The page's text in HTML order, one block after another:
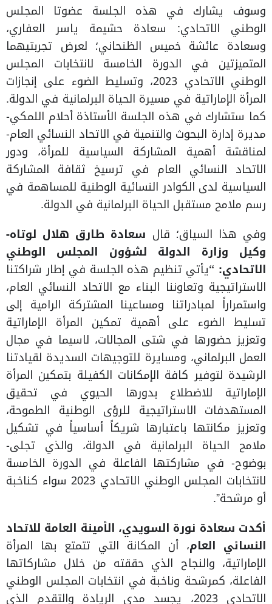
وسوف يشارك في هذه الجلسة عضوتا المجلس
الوطني الاتحادي: سعادة حشيمة ياسر العفاري،
وسعادة عائشة خميس الظنحاني؛ لعرض تجربتيهما
المتميزتين في الدورة الخامسة لانتخابات المجلس
الوطني الاتحادي 2023، وتسليط الضوء على إنجازات
المرأة الإماراتية في مسيرة الحياة البرلمانية في الدولة.
كما ستشارك في هذه الجلسة الأستاذة أحلام اللمكي-
مديرة إدارة البحوث والتنمية في الاتحاد النسائي العام-
لمناقشة أهمية المشاركة السياسية للمرأة، ودور
الاتحاد النسائي العام في ترسيخ ثقافة المشاركة
السياسية لدى الكوادر النسائية الوطنية للمساهمة في
رسم ملامح مستقبل الحياة البرلمانية في الدولة.
وفي هذا السياق؛ قال سعادة طارق هلال لوتاه-
وكيل وزارة الدولة لشؤون المجلس الوطني
الاتحادي: “يأتي تنظيم هذه الجلسة في إطار شراكتنا
الاستراتيجية وتعاوننا البناء مع الاتحاد النسائي العام،
واستمراراً لمبادراتنا ومساعينا المشتركة الرامية إلى
تسليط الضوء على أهمية تمكين المرأة الإماراتية
وتعزيز حضورها في شتى المجالات، لاسيما في مجال
العمل البرلماني، ومسايرة للتوجيهات السديدة لقيادتنا
الرشيدة لتوفير كافة الإمكانات الكفيلة بتمكين المرأة
الإماراتية للاضطلاع بدورها الحيوي في تحقيق
المستهدفات الاستراتيجية للرؤى الوطنية الطموحة،
وتعزيز مكانتها باعتبارها شريكاً أساسياً في تشكيل
ملامح الحياة البرلمانية في الدولة، والذي تجلى-
بوضوح- في مشاركتها الفاعلة في الدورة الخامسة
لانتخابات المجلس الوطني الاتحادي 2023 سواء كناخبة
أو مرشحة”.
أكدت سعادة نورة السويدي، الأمينة العامة للاتحاد
النسائي العام، أن المكانة التي تتمتع بها المرأة
الإماراتية، والنجاح الذي حققته من خلال مشاركاتها
الفاعلة، كمرشحة وناخبة في انتخابات المجلس الوطني
الاتحادي 2023، يجسد مدى الريادة والتقدم الذي